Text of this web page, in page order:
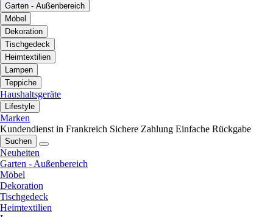
Garten - Außenbereich
Möbel
Dekoration
Tischgedeck
Heimtextilien
Lampen
Teppiche
Haushaltsgeräte
Lifestyle
Marken
Kundendienst in Frankreich Sichere Zahlung Einfache Rückgabe
Suchen
Neuheiten
Garten - Außenbereich
Möbel
Dekoration
Tischgedeck
Heimtextilien